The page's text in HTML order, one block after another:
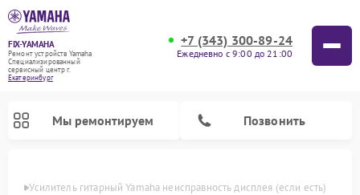
FIX-YAMAHA
Ремонт устройств Yamaha
Специализированный
cервисный центр г.
Екатеринбург
+7 (343) 300-89-24
Ежедневно с 9:00 до 21:00
Мы ремонтируем Позвонить
Усилитель гитарный Yamaha неисправность дисплея (если есть)